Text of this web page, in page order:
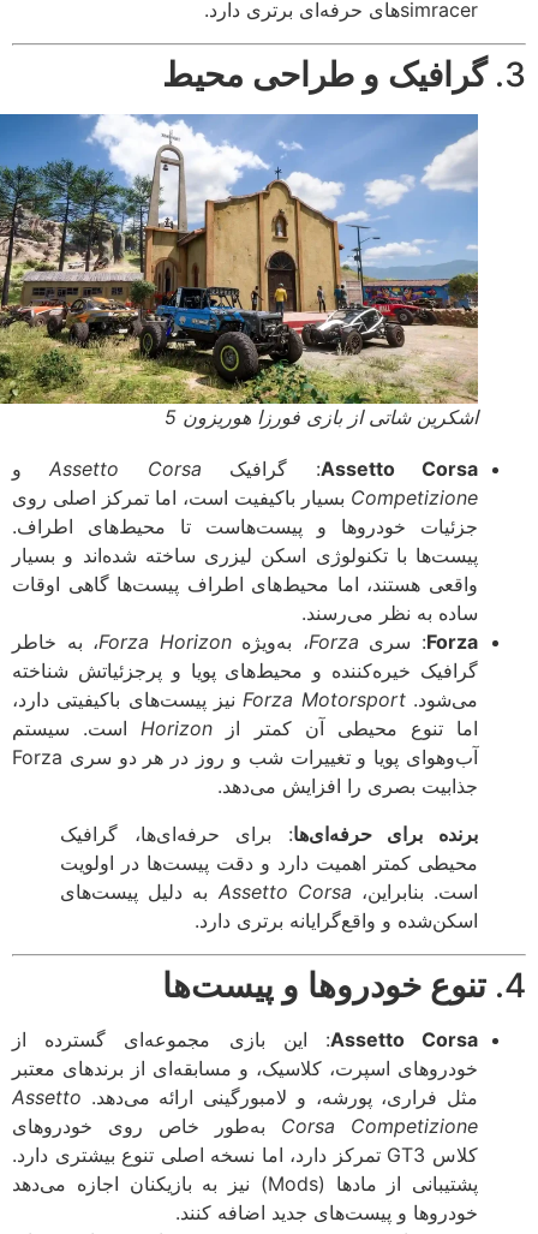
simracerهای حرفه‌ای برتری دارد.
گرافیک و طراحی محیط
اشکرین شاتی از بازی فورزا هوریزون 5
Assetto Corsa: گرافیکAssetto Corsaو
Competizioneبسیار باکیفیت است، اما تمرکز اصلی روی
جزئیات خودروها و پیست‌هاست تا محیط‌های اطراف.
پیست‌ها با تکنولوژی اسکن لیزری ساخته شده‌اند و بسیار
واقعی هستند، اما محیط‌های اطراف پیست‌ها گاهی اوقات
ساده به نظر می‌رسند.
Forza: سریForza، به‌ویژهForza Horizon، به خاطر
گرافیک خیره‌کننده و محیط‌های پویا و پرجزئیاتش شناخته
می‌شود.Forza Motorsportنیز پیست‌های باکیفیتی دارد،
اما تنوع محیطی آن کمتر از
Horizonاست. سیستم
آب‌وهوای پویا و تغییرات شب و روز در هر دو سری Forza
جذابیت بصری را افزایش می‌دهد.
برنده برای حرفه‌ای‌ها: برای حرفه‌ای‌ها، گرافیک
محیطی کمتر اهمیت دارد و دقت پیست‌ها در اولویت
است. بنابراین،Assetto Corsaبه دلیل پیست‌های
اسکن‌شده و واقع‌گرایانه برتری دارد.
تنوع خودروها و پیست‌ها
Assetto Corsa: این بازی مجموعه‌ای گسترده از
خودروهای اسپرت، کلاسیک، و مسابقه‌ای از برندهای معتبر
مثل فراری، پورشه، و لامبورگینی ارائه می‌دهد.Assetto
Corsa Competizioneبه‌طور خاص روی خودروهای
کلاس GT3 تمرکز دارد، اما نسخه اصلی تنوع بیشتری دارد.
پشتیبانی از مادها (Mods) نیز به بازیکنان اجازه می‌دهد
خودروها و پیست‌های جدید اضافه کنند.